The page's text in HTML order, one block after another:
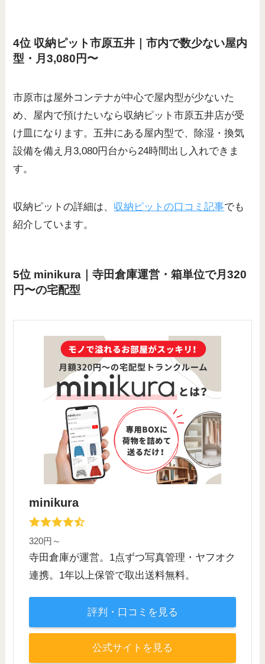
4位 収納ピット市原五井｜市内で数少ない屋内
型・月3,080円〜
市原市は屋外コンテナが中心で屋内型が少ないた
め、屋内で預けたいなら収納ピット市原五井店が受
け皿になります。五井にある屋内型で、除湿・換気
設備を備え月3,080円台から24時間出し入れできま
す。
収納ピットの詳細は、 収納ピットの口コミ記事でも
紹介しています。
5位 minikura｜寺田倉庫運営・箱単位で月320
円〜の宅配型
minikura
320円～
寺田倉庫が運営。1点ずつ写真管理・ヤフオク
連携。1年以上保管で取出送料無料。
評判・口コミを見る
公式サイトを見る